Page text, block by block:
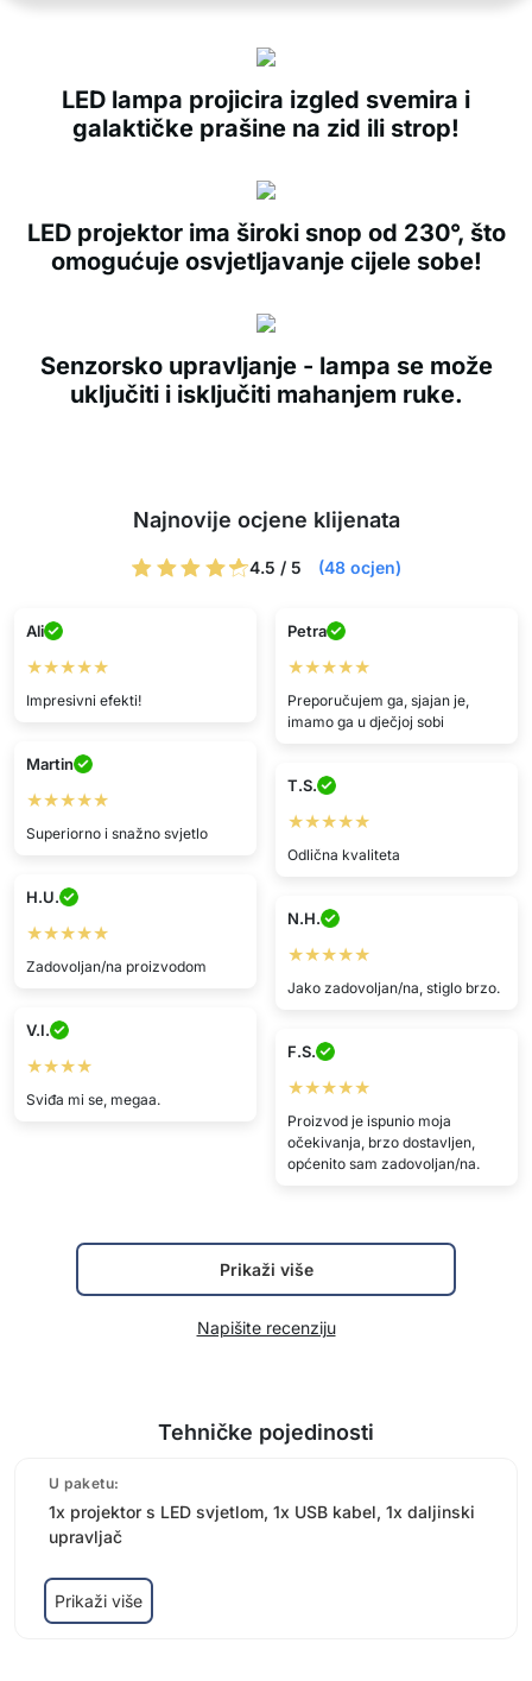
LED lampa projicira izgled svemira i
galaktičke prašine na zid ili strop!
LED projektor ima široki snop od 230°, što
omogućuje osvjetljavanje cijele sobe!
Senzorsko upravljanje - lampa se može
uključiti i isključiti mahanjem ruke.
Najnovije ocjene klijenata
4.5 / 5 (48 ocjen)
Ali
★★★★★
Impresivni efekti!
Petra
★★★★★
Preporučujem ga, sjajan je,
imamo ga u dječjoj sobi
Martin
★★★★★
Superiorno i snažno svjetlo
T.S.
★★★★★
Odlična kvaliteta
H.U.
★★★★★
Zadovoljan/na proizvodom
N.H.
★★★★★
Jako zadovoljan/na, stiglo brzo.
V.I.
★★★★
Sviđa mi se, megaa.
F.S.
★★★★★
Proizvod je ispunio moja
očekivanja, brzo dostavljen,
općenito sam zadovoljan/na.
Prikaži više
Napišite recenziju
Tehničke pojedinosti
U paketu:
1x projektor s LED svjetlom, 1x USB kabel, 1x daljinski
upravljač
Prikaži više